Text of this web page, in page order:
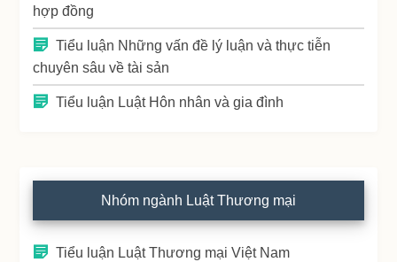
hợp đồng
Tiểu luận Những vấn đề lý luận và thực tiễn
chuyên sâu về tài sản
Tiểu luận Luật Hôn nhân và gia đình
Nhóm ngành Luật Thương mại
Tiểu luận Luật Thương mại Việt Nam